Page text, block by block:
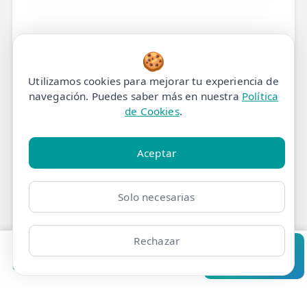
Clínicas
Tratamiento de
Fisioterapia para Dolor
radicular en Madrid
Pedir cita Consultar
🍪
Utilizamos cookies para mejorar tu experiencia de
navegación. Puedes saber más en nuestra Política
de Cookies.
Aceptar
Solo necesarias
Rechazar